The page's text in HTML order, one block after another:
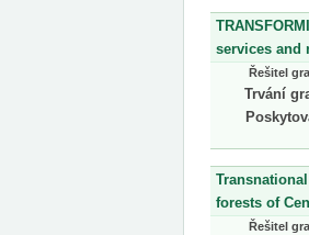
services and
Řešitel
Trvání
forests of
Řešitel